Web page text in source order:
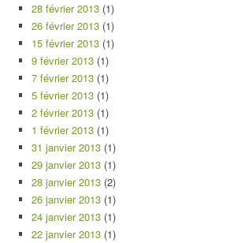
28 février 2013 (1)
26 février 2013 (1)
15 février 2013 (1)
9 février 2013 (1)
7 février 2013 (1)
5 février 2013 (1)
2 février 2013 (1)
1 février 2013 (1)
31 janvier 2013 (1)
29 janvier 2013 (1)
28 janvier 2013 (2)
26 janvier 2013 (1)
24 janvier 2013 (1)
22 janvier 2013 (1)